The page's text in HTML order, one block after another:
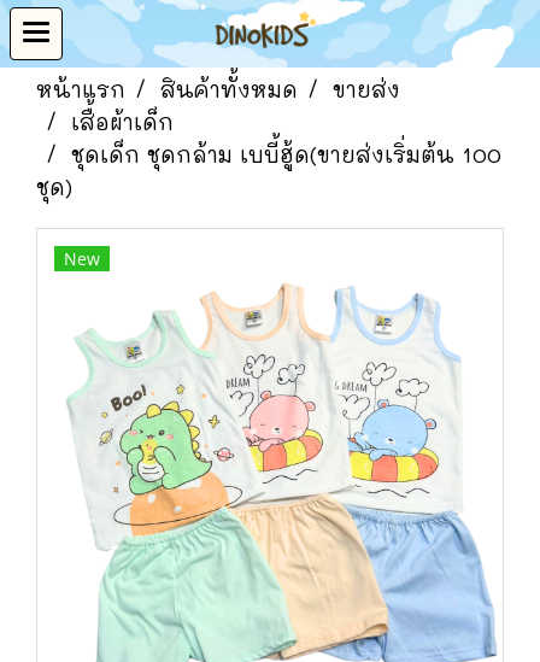
หน้าแรก สินค้าทั้งหมด
ขายส่ง
เสื้อผ้าเด็ก
ชุดเด็ก ชุดกล้าม เบบี้ฮู้ด(ขายส่งเริ่มต้น 100
ชุด)
New